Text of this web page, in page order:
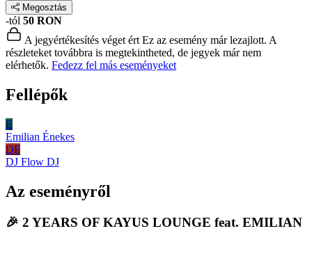
Megosztás
-tól 50 RON
A jegyértékesítés véget ért Ez az esemény már lezajlott. A
részleteket továbbra is megtekintheted, de jegyek már nem
elérhetők. Fedezz fel más eseményeket
Fellépők
E
Emilian Énekes
DF
DJ Flow DJ
Az eseményről
🎉 2 YEARS OF KAYUS LOUNGE feat. EMILIAN